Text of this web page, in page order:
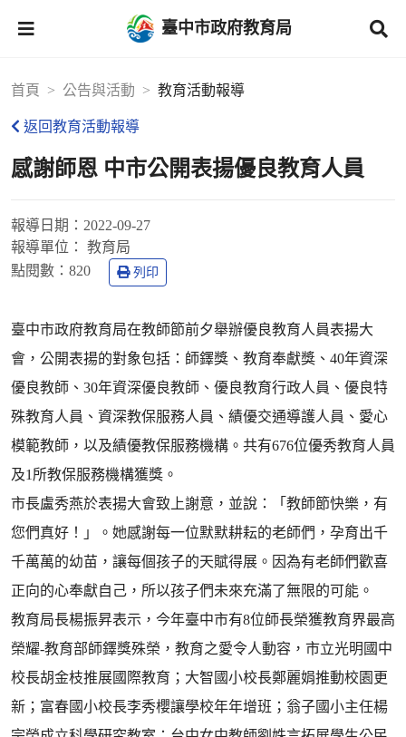
臺中市政府教育局
首頁 公告與活動 教育活動報導
返回教育活動報導
感謝師恩 中市公開表揚優良教育人員
報導日期： 2022-09-27
報導單位：
教育局
點閱數： 820 列印
臺中市政府教育局在教師節前夕舉辦優良教育人員表揚大
會，公開表揚的對象包括：師鐸獎、教育奉獻獎、40年資深
優良教師、30年資深優良教師、優良教育行政人員、優良特
殊教育人員、資深教保服務人員、績優交通導護人員、愛心
模範教師，以及績優教保服務機構。共有676位優秀教育人員
及1所教保服務機構獲獎。
市長盧秀燕於表揚大會致上謝意，並說：「教師節快樂，有
您們真好！」。她感謝每一位默默耕耘的老師們，孕育出千
千萬萬的幼苗，讓每個孩子的天賦得展。因為有老師們歡喜
正向的心奉獻自己，所以孩子們未來充滿了無限的可能。
教育局長楊振昇表示，今年臺中市有8位師長榮獲教育界最高
榮耀-教育部師鐸獎殊榮，教育之愛令人動容，市立光明國中
校長胡金枝推展國際教育；大智國小校長鄭麗娟推動校園更
新；富春國小校長李秀櫻讓學校年年增班；翁子國小主任楊